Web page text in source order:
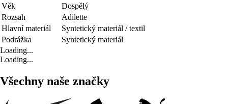
Věk
Dospělý
Rozsah
Adilette
Hlavní materiál
Syntetický materiál / textil
Podrážka
Syntetický materiál
Loading...
Loading...
Všechny naše značky